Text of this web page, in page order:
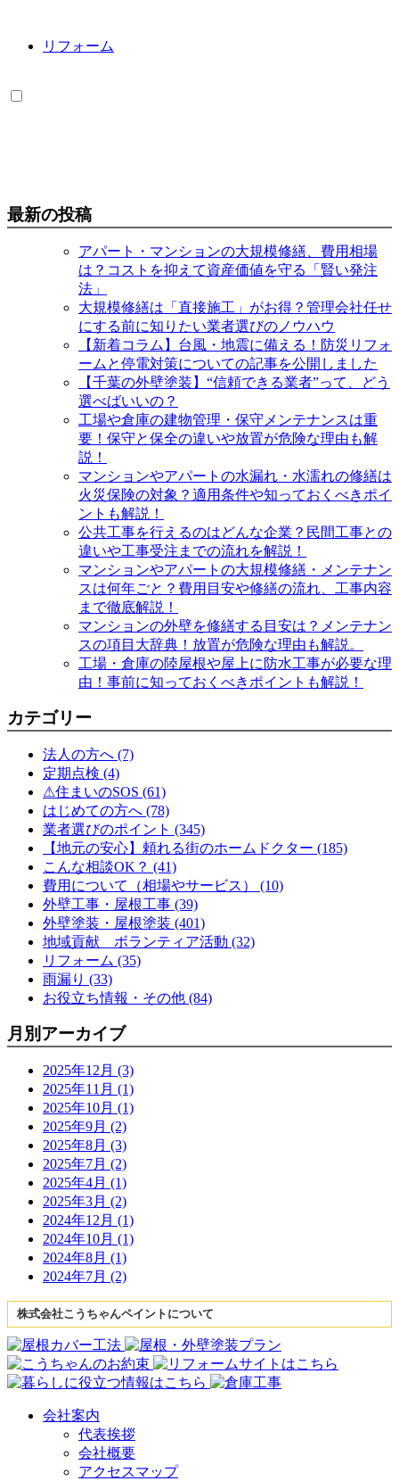
リフォーム
最新の投稿
アパート・マンションの大規模修繕、費用相場
は？コストを抑えて資産価値を守る「賢い発注
法」
大規模修繕は「直接施工」がお得？管理会社任せ
にする前に知りたい業者選びのノウハウ
【新着コラム】台風・地震に備える！防災リフォ
ームと停電対策についての記事を公開しました
【千葉の外壁塗装】“信頼できる業者”って、どう
選べばいいの？
工場や倉庫の建物管理・保守メンテナンスは重
要！保守と保全の違いや放置が危険な理由も解
説！
マンションやアパートの水漏れ・水濡れの修繕は
火災保険の対象？適用条件や知っておくべきポイ
ントも解説！
公共工事を行えるのはどんな企業？民間工事との
違いや工事受注までの流れを解説！
マンションやアパートの大規模修繕・メンテナン
スは何年ごと？費用目安や修繕の流れ、工事内容
まで徹底解説！
マンションの外壁を修繕する目安は？メンテナン
スの項目大辞典！放置が危険な理由も解説。
工場・倉庫の陸屋根や屋上に防水工事が必要な理
由！事前に知っておくべきポイントも解説！
カテゴリー
法人の方へ (7)
定期点検 (4)
⚠住まいのSOS (61)
はじめての方へ (78)
業者選びのポイント (345)
【地元の安心】頼れる街のホームドクター (185)
こんな相談OK？ (41)
費用について（相場やサービス） (10)
外壁工事・屋根工事 (39)
外壁塗装・屋根塗装 (401)
地域貢献 ボランティア活動 (32)
リフォーム (35)
雨漏り (33)
お役立ち情報・その他 (84)
月別アーカイブ
2025年12月 (3)
2025年11月 (1)
2025年10月 (1)
2025年9月 (2)
2025年8月 (3)
2025年7月 (2)
2025年4月 (1)
2025年3月 (2)
2024年12月 (1)
2024年10月 (1)
2024年8月 (1)
2024年7月 (2)
株式会社こうちゃんペイントについて
会社案内
代表挨拶
会社概要
アクセスマップ